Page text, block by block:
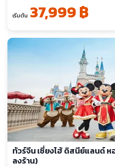
เริ่มต้น 37,999 ฿
ทัวร์จีน เซี่ยงไฮ้ ดิสนีย์แลนด์ ห
ลงร้าน)